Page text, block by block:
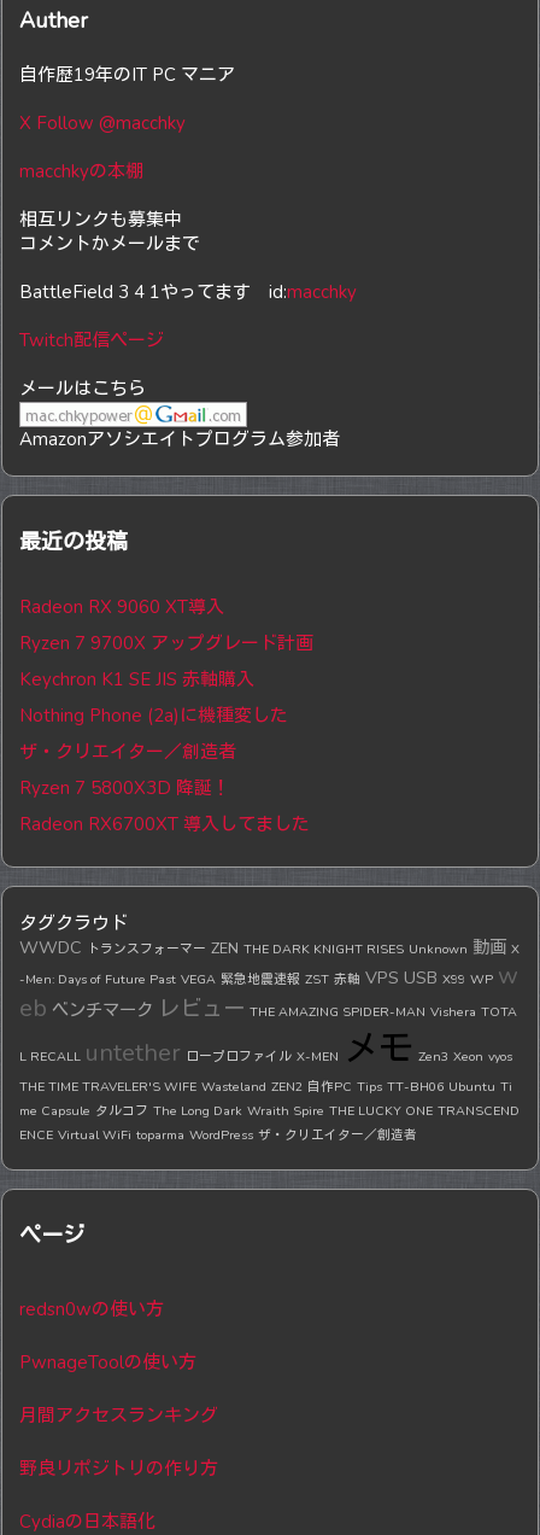
Auther
自作歴19年のIT PC マニア
X Follow @macchky
macchkyの本棚
相互リンクも募集中
コメントかメールまで
BattleField 3 4 1やってます id:macchky
Twitch配信ページ
メールはこちら
Amazonアソシエイトプログラム参加者
最近の投稿
Radeon RX 9060 XT導入
Ryzen 7 9700X アップグレード計画
Keychron K1 SE JIS 赤軸購入
Nothing Phone (2a)に機種変した
ザ・クリエイター／創造者
Ryzen 7 5800X3D 降誕！
Radeon RX6700XT 導入してました
タグクラウド
WWDC
トランスフォーマー ZEN THE DARK KNIGHT RISES Unknown 動画 X
-Men: Days of Future Past VEGA 緊急地震速報 ZST 赤軸 VPS USB X99 WP w
eb ベンチマーク レビュー THE AMAZING SPIDER-MAN Vishera TOTA
L RECALL untether ロープロファイル X-MEN メモ Zen3 Xeon vyos
THE TIME TRAVELER'S WIFE Wasteland ZEN2 自作PC Tips TT-BH06 Ubuntu Ti
me Capsule タルコフ The Long Dark Wraith Spire THE LUCKY ONE TRANSCEND
ENCE Virtual WiFi toparma WordPress ザ・クリエイター／創造者
ページ
redsn0wの使い方
PwnageToolの使い方
月間アクセスランキング
野良リポジトリの作り方
Cydiaの日本語化